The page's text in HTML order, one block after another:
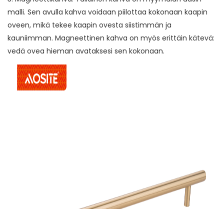
malli. Sen avulla kahva voidaan piilottaa kokonaan kaapin
oveen, mikä tekee kaapin ovesta siistimmän ja
kauniimman. Magneettinen kahva on myös erittäin kätevä:
vedä ovea hieman avataksesi sen kokonaan.